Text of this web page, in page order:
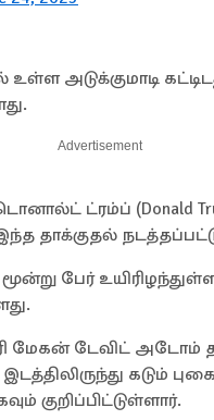
அடுக்குமாடி
Advertisement
ட்ரம்ப் (Donald
தாக்குதல்
மூன்று பேர்
மேகன் டேவிட் அடோம்
கடும்
குறிப்பிட்டுள்ளார்.